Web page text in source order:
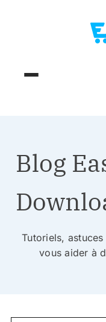
Blog
Tutoriels,
vous aider à